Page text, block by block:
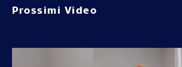
Prossimi Video